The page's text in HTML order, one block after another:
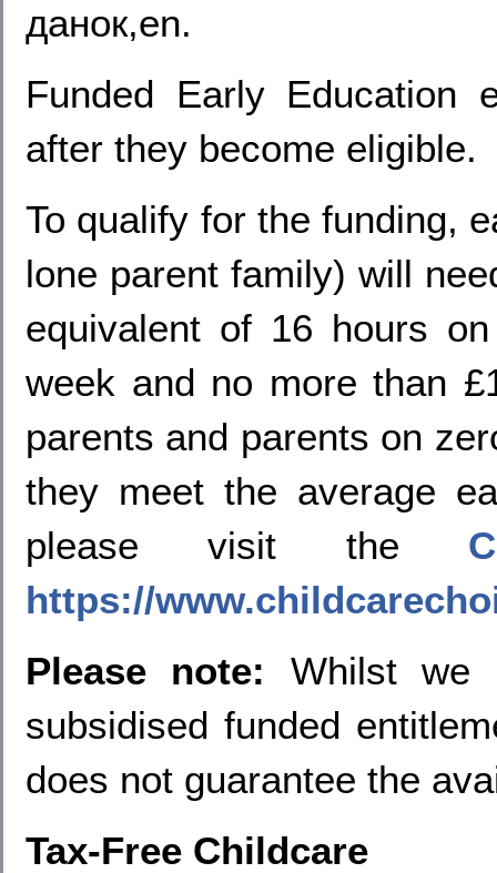
данок,en.
Funded Early Education
after they become eligible.
To qualify for the funding,
lone parent family) will
equivalent of 16 hours
week and no more than
parents and parents on
they meet the average
please visit the
https://
Please note: Whilst we
subsidised funded
does not guarantee the
Tax-Free Childcare